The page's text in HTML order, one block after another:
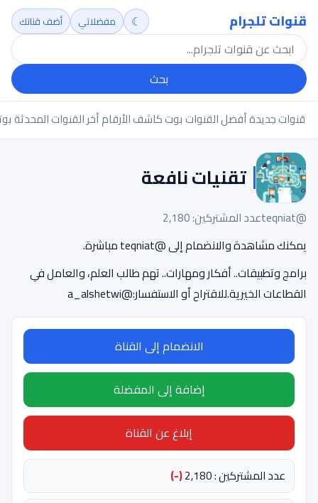
قنوات تلجرام
بحث
☾ مفضلاتي أضف قناتك
قنوات جديدةأفضل القنواتبوت كاشف الأرقامأخر القنوات المحدثة
تقنيات نافعة
@teqniat
عدد المشتركين: 2,180
يمكنك مشاهدة والانضمام إلى @teqniat مباشرة.
برامج وتطبيقات.. أفكار ومهارات.. تهم طالب العلم، والعامل في
القطاعات الخيرية.للاقتراح أو الاستفسار:@a_alshetwi
الانضمام إلى القناة
إضافة إلى المفضلة
إبلاغ عن القناة
عدد المشتركين : 2,180
(-)